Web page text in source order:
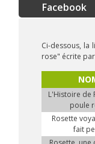
Ci-dessous, la
rose" écrite par
L'Histoire de
poule
Rosette
fait